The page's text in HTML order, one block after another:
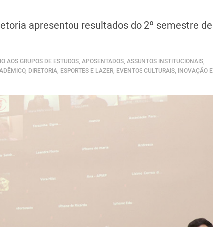
apresentou resultados do 2º semestre de
GRUPOS DE ESTUDOS, APOSENTADOS, ASSUNTOS INSTITUCIONAIS,
DIRETORIA, ESPORTES E LAZER, EVENTOS CULTURAIS, INOVAÇÃO E